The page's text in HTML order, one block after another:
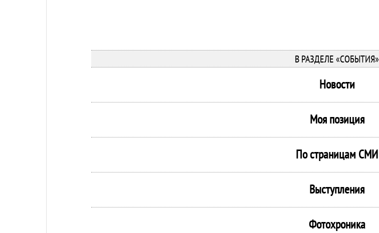
В РАЗДЕЛЕ «СОБЫТИЯ»
Новости
Моя позиция
По страницам СМИ
Выступления
Фотохроника